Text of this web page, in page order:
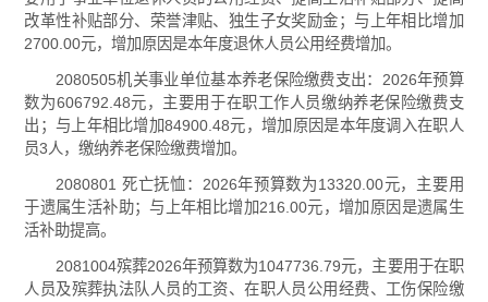
改革性补贴部分、荣誉津贴、独生子女奖励金；与上年相比增加
2700.00元，增加原因是本年度退休人员公用经费增加。
2080505机关事业单位基本养老保险缴费支出：2026年预算
数为606792.48元，主要用于在职工作人员缴纳养老保险缴费支
出；与上年相比增加84900.48元，增加原因是本年度调入在职人
员3人，缴纳养老保险缴费增加。
2080801 死亡抚恤：2026年预算数为13320.00元，主要用
于遗属生活补助；与上年相比增加216.00元，增加原因是遗属生
活补助提高。
2081004殡葬2026年预算数为1047736.79元，主要用于在职
人员及殡葬执法队人员的工资、在职人员公用经费、工伤保险缴